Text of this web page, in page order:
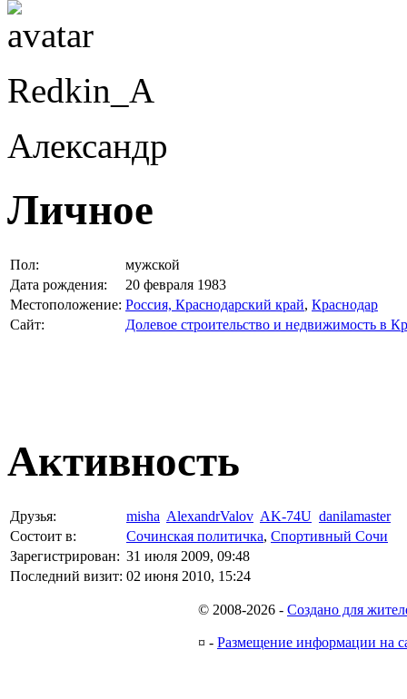
Redkin_A
Александр
Личное
Пол:
мужской
Дата рождения:
20 февраля 1983
Местоположение: Россия, Краснодарский край, Краснодар
Сайт:
Долевое строительство и недвижимость в
Активность
Друзья: misha AlexandrValov AK-74U danilamaster
Состоит в:
Сочинская политичка, Спортивный Сочи
Зарегистрирован: 31 июля 2009, 09:48
Последний визит: 02 июня 2010, 15:24
© 2008-2026 - Создано для
¤ - Размещение информации на